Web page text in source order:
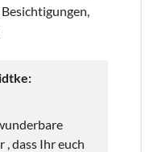
, dass Ihr euch